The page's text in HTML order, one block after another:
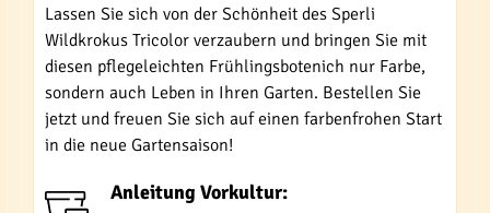
Lassen Sie sich von der Schönheit des Sperli
Wildkrokus Tricolor verzaubern und bringen Sie mit
diesen pflegeleichten Frühlingsbotenich nur Farbe,
sondern auch Leben in Ihren Garten. Bestellen Sie
jetzt und freuen Sie sich auf einen farbenfrohen Start
in die neue Gartensaison!
Anleitung Vorkultur: